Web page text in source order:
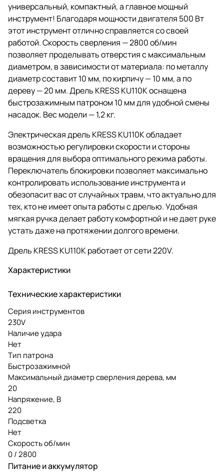
универсальный, компактный, а главное мощный
инструмент! Благодаря мощности двигателя 500 Вт
этот инструмент отлично справляется со своей
работой. Скорость сверления — 2800 об/мин
позволяет проделывать отверстия с максимальным
диаметром, в зависимости от материала: по металлу
диаметр составит 10 мм, по кирпичу — 10 мм, а по
дереву — 20 мм. Дрель KRESS KU110K оснащена
быстрозажимным патроном 10 мм для удобной смены
насадок. Вес модели — 1,2 кг.
Электрическая дрель KRESS KU110K обладает
возможностью регулировки скорости и стороны
вращения для выбора оптимального режима работы.
Переключатель блокировки позволяет максимально
контролировать использование инструмента и
обезопасит вас от случайных травм, что актуально для
тех, кто не имеет опыта работы с дрелью. Удобная
мягкая ручка делает работу комфортной и не дает руке
устать даже на протяжении долгого времени.
Дрель KRESS KU110K работает от сети 220V.
Характеристики
Технические характеристики
Серия инструментов
230V
Наличие удара
Нет
Тип патрона
Быстрозажимной
Максимальный диаметр сверления дерева, мм
20
Напряжение, В
220
Подсветка
Нет
Скорость об/мин
0 / 2800
Питание и аккумулятор